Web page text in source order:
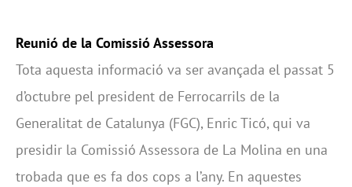
Reunió de la Comissió Assessora
Tota aquesta informació va ser avançada el passat 5
d’octubre pel president de Ferrocarrils de la
Generalitat de Catalunya (FGC), Enric Ticó, qui va
presidir la Comissió Assessora de La Molina en una
trobada que es fa dos cops a l’any. En aquestes